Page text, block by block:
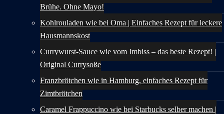
Brühe. Ohne Mayo!
Kohlrouladen wie bei Oma | Einfaches Rezept für leckere
Hausmannskost
Currywurst-Sauce wie vom Imbiss – das beste Rezept! |
Original Currysoße
Franzbrötchen wie in Hamburg, einfaches Rezept für
Zimtbrötchen
Caramel Frappuccino wie bei Starbucks selber machen |